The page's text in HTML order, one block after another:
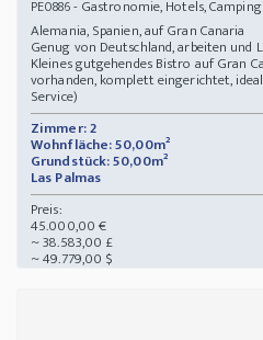
PE0886- Gastronomie, Hotels,
Alemania, Spanien, auf Gran Canaria
Genug von Deutschland, arbeiten und
Kleines gutgehendes Bistro auf Gran
vorhanden, komplett eingerichtet,
Service)
Zimmer: 2
Wohnfläche: 50,00m²
Grundstück: 50,00m²
Las Palmas
Preis:
45.000,00 €
~ 38.583,00 £
~ 49.779,00 $